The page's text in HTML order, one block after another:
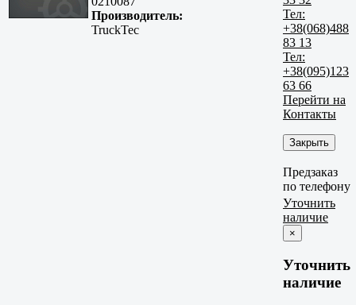
Производитель:
TruckTec
Тел:
+38(068)488
83 13
Тел:
+38(095)123
63 66
Перейти на
Контакты
Закрыть
Предзаказ
по телефону
Уточнить
наличие
×
Уточнить
наличие